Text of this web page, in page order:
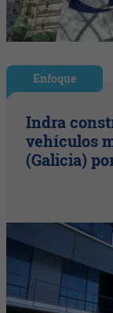
Enfoque
Indra
vehículos
(Galicia)